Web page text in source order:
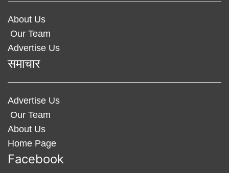
About Us
Our Team
Advertise Us
समाचार
Advertise Us
Our Team
About Us
Home Page
Facebook